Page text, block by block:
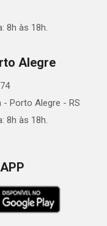
8h às 18h.
Alegre
- Porto Alegre - RS
8h às 18h.